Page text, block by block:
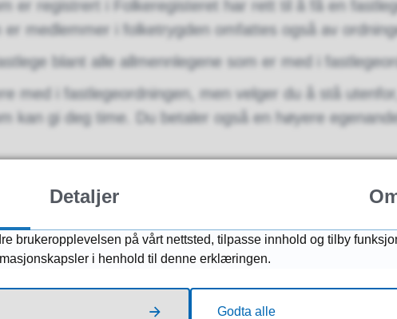
er registrert i Folkeregisteret har rett til å få en
er medlemmer i folketrygden omfattes også av
blant alle allmennlegene som er med i
med i fastlegeordningen, men velger du å stå
kan gi deg time. Du betaler også en høyere
og behandling hos fastlegen rettes til Helsetilsynet i
Detaljer
brukeropplevelsen på vårt nettsted, tilpasse innhold og tilby
i henhold til denne erklæringen.
Godta alle